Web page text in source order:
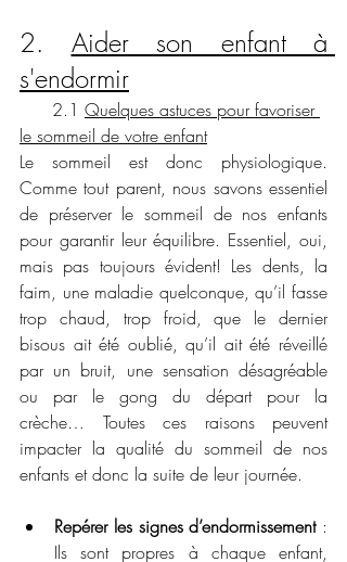
2. Aider son enfant à
s'endormir
      2.1
Quelques astuces pour favoriser
le sommeil de votre enfant
Le sommeil est donc physiologique.
Comme tout parent, nous savons essentiel
de préserver le sommeil de nos enfants
pour garantir leur équilibre. Essentiel, oui,
mais pas toujours évident! Les dents, la
faim, une maladie quelconque, qu’il fasse
trop chaud, trop froid, que le dernier
bisous ait été oublié, qu’il ait été réveillé
par un bruit, une sensation désagréable
ou par le gong du départ pour la
crèche… Toutes ces raisons peuvent
impacter la qualité du sommeil de nos
enfants et donc la suite de leur journée.
Repérer les signes d’endormissement :
Ils sont propres à chaque enfant,